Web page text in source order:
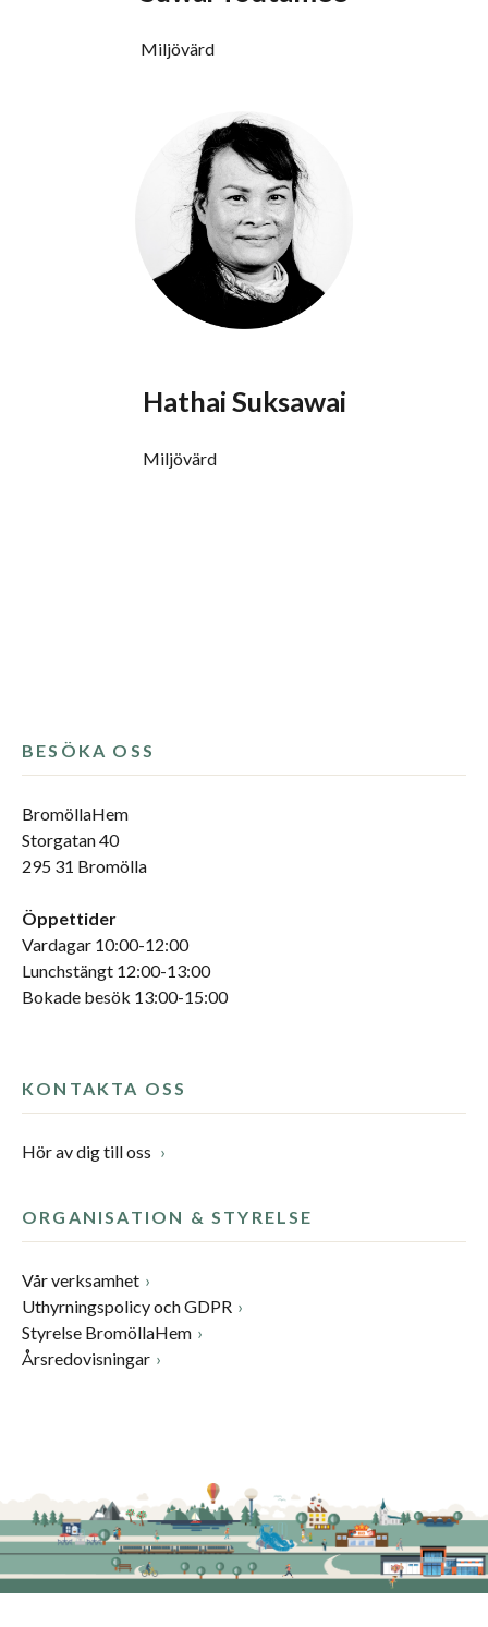
Miljövärd
Hathai Suksawai
Miljövärd
BESÖKA OSS
BromöllaHem
Storgatan 40
295 31 Bromölla
Öppettider
Vardagar 10:00-12:00
Lunchstängt 12:00-13:00
Bokade besök 13:00-15:00
KONTAKTA OSS
Hör av dig till oss
ORGANISATION & STYRELSE
Vår verksamhet
Uthyrningspolicy och GDPR
Styrelse BromöllaHem
Årsredovisningar